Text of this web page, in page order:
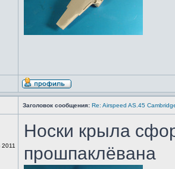
Заголовок сообщения: Re: Airspeed AS.45
2011
Носки крыла
прошпаклёвана